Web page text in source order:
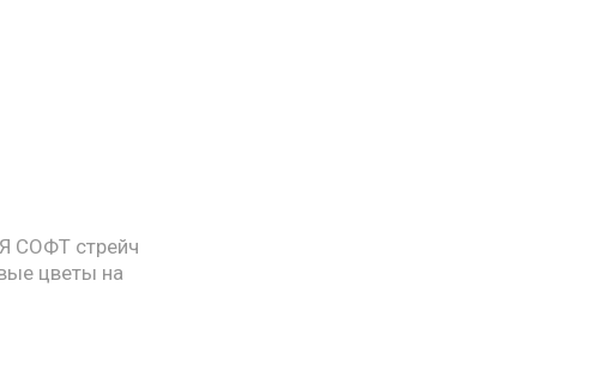
СОФТ стрейч
цветы на